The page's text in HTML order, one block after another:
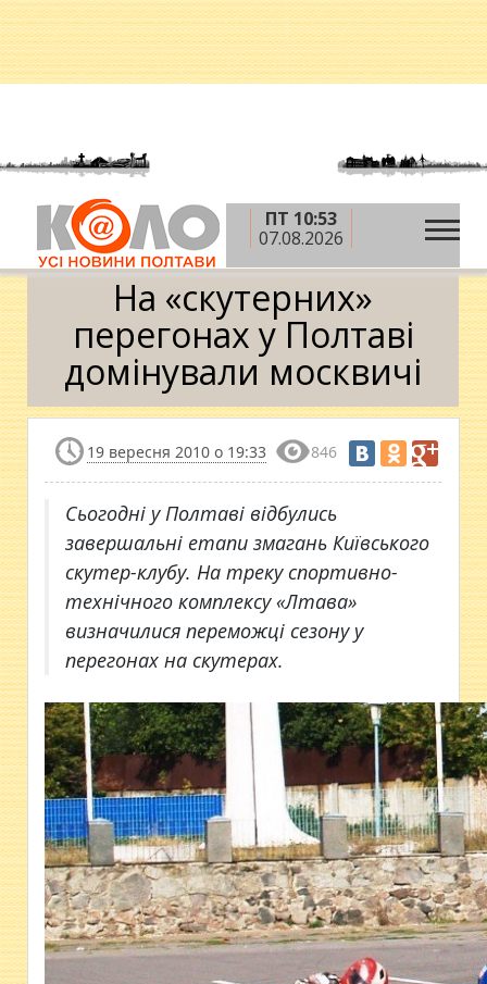
ПТ 10:53
07.08.2026
Головна » Новини »
На «скутерних» перегонах у
Полтаві домінували москвичі
На «скутерних»
перегонах у Полтаві
домінували москвичі
19 вересня 2010 о 19:33 846
Сьогодні у Полтаві відбулись
завершальні етапи змагань Київського
скутер-клубу. На треку спортивно-
технічного комплексу «Лтава»
визначилися переможці сезону у
перегонах на скутерах.